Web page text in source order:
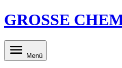
GROSSE
Menü